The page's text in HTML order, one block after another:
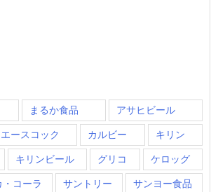
まるか食品 アサヒビール
エースコック カルビー キリン
キリンビール グリコ ケロッグ
・コーラ サントリー サンヨー食品